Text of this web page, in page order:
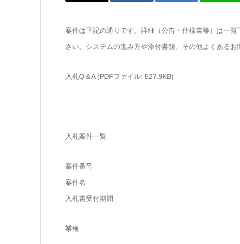
案件は下記の通りです。詳細（公告・仕様書等）は一
さい。システムの進み方や添付書類、その他よくある
入札Q＆A (PDFファイル: 527.9KB)
入札案件一覧
案件番号
案件名
入札書受付期間
業種